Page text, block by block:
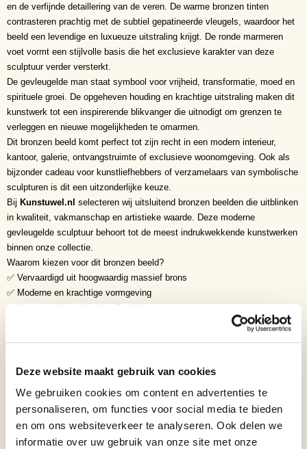
Deze website maakt gebruik van cookies
We gebruiken cookies om content en advertenties te
personaliseren, om functies voor social media te bieden
en om ons websiteverkeer te analyseren. Ook delen we
informatie over uw gebruik van onze site met onze
en de verfijnde detaillering van de veren. De warme bronzen tinten
contrasteren prachtig met de subtiel gepatineerde vleugels, waardoor het
beeld een levendige en luxueuze uitstraling krijgt. De ronde marmeren
voet vormt een stijlvolle basis die het exclusieve karakter van deze
sculptuur verder versterkt.
De gevleugelde man staat symbool voor vrijheid, transformatie, moed en
spirituele groei. De opgeheven houding en krachtige uitstraling maken dit
kunstwerk tot een inspirerende blikvanger die uitnodigt om grenzen te
verleggen en nieuwe mogelijkheden te omarmen.
Dit bronzen beeld komt perfect tot zijn recht in een modern interieur,
kantoor, galerie, ontvangstruimte of exclusieve woonomgeving. Ook als
bijzonder cadeau voor kunstliefhebbers of verzamelaars van symbolische
sculpturen is dit een uitzonderlijke keuze.
Bij Kunstuwel.nl selecteren wij uitsluitend bronzen beelden die uitblinken
in kwaliteit, vakmanschap en artistieke waarde. Deze moderne
gevleugelde sculptuur behoort tot de meest indrukwekkende kunstwerken
binnen onze collectie.
Waarom kiezen voor dit bronzen beeld?
✅ Vervaardigd uit hoogwaardig massief brons
✅ Moderne en krachtige vormgeving
✅ Luxe handgepatineerde afwerking
✅ Exclusief kunstwerk voor moderne en klassieke interieurs
• Vrijheid
• Bescherming
• Kracht
• Transformatie